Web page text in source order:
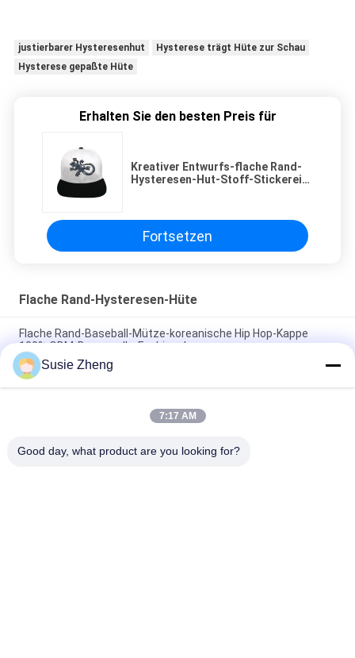
justierbarer Hysteresenhut
Hysterese trägt Hüte zur Schau
Hysterese gepaßte Hüte
Erhalten Sie den besten Preis für
Kreativer Entwurfs-flache Rand-
Hysteresen-Hut-Stoff-Stickerei
Fortsetzen
Flache Rand-Hysteresen-Hüte
Flache Rand-Baseball-Mütze-koreanische Hip Hop-Kappe
100% ODM-Baumwolle-Fashional
Baumwolle flacher Bill Gorras 3D stickte Hysteresen-Hüte für
Männer
Customized Design black embroidery national flag special
Susie Zheng
7:17 AM
Good day, what product are you looking for?